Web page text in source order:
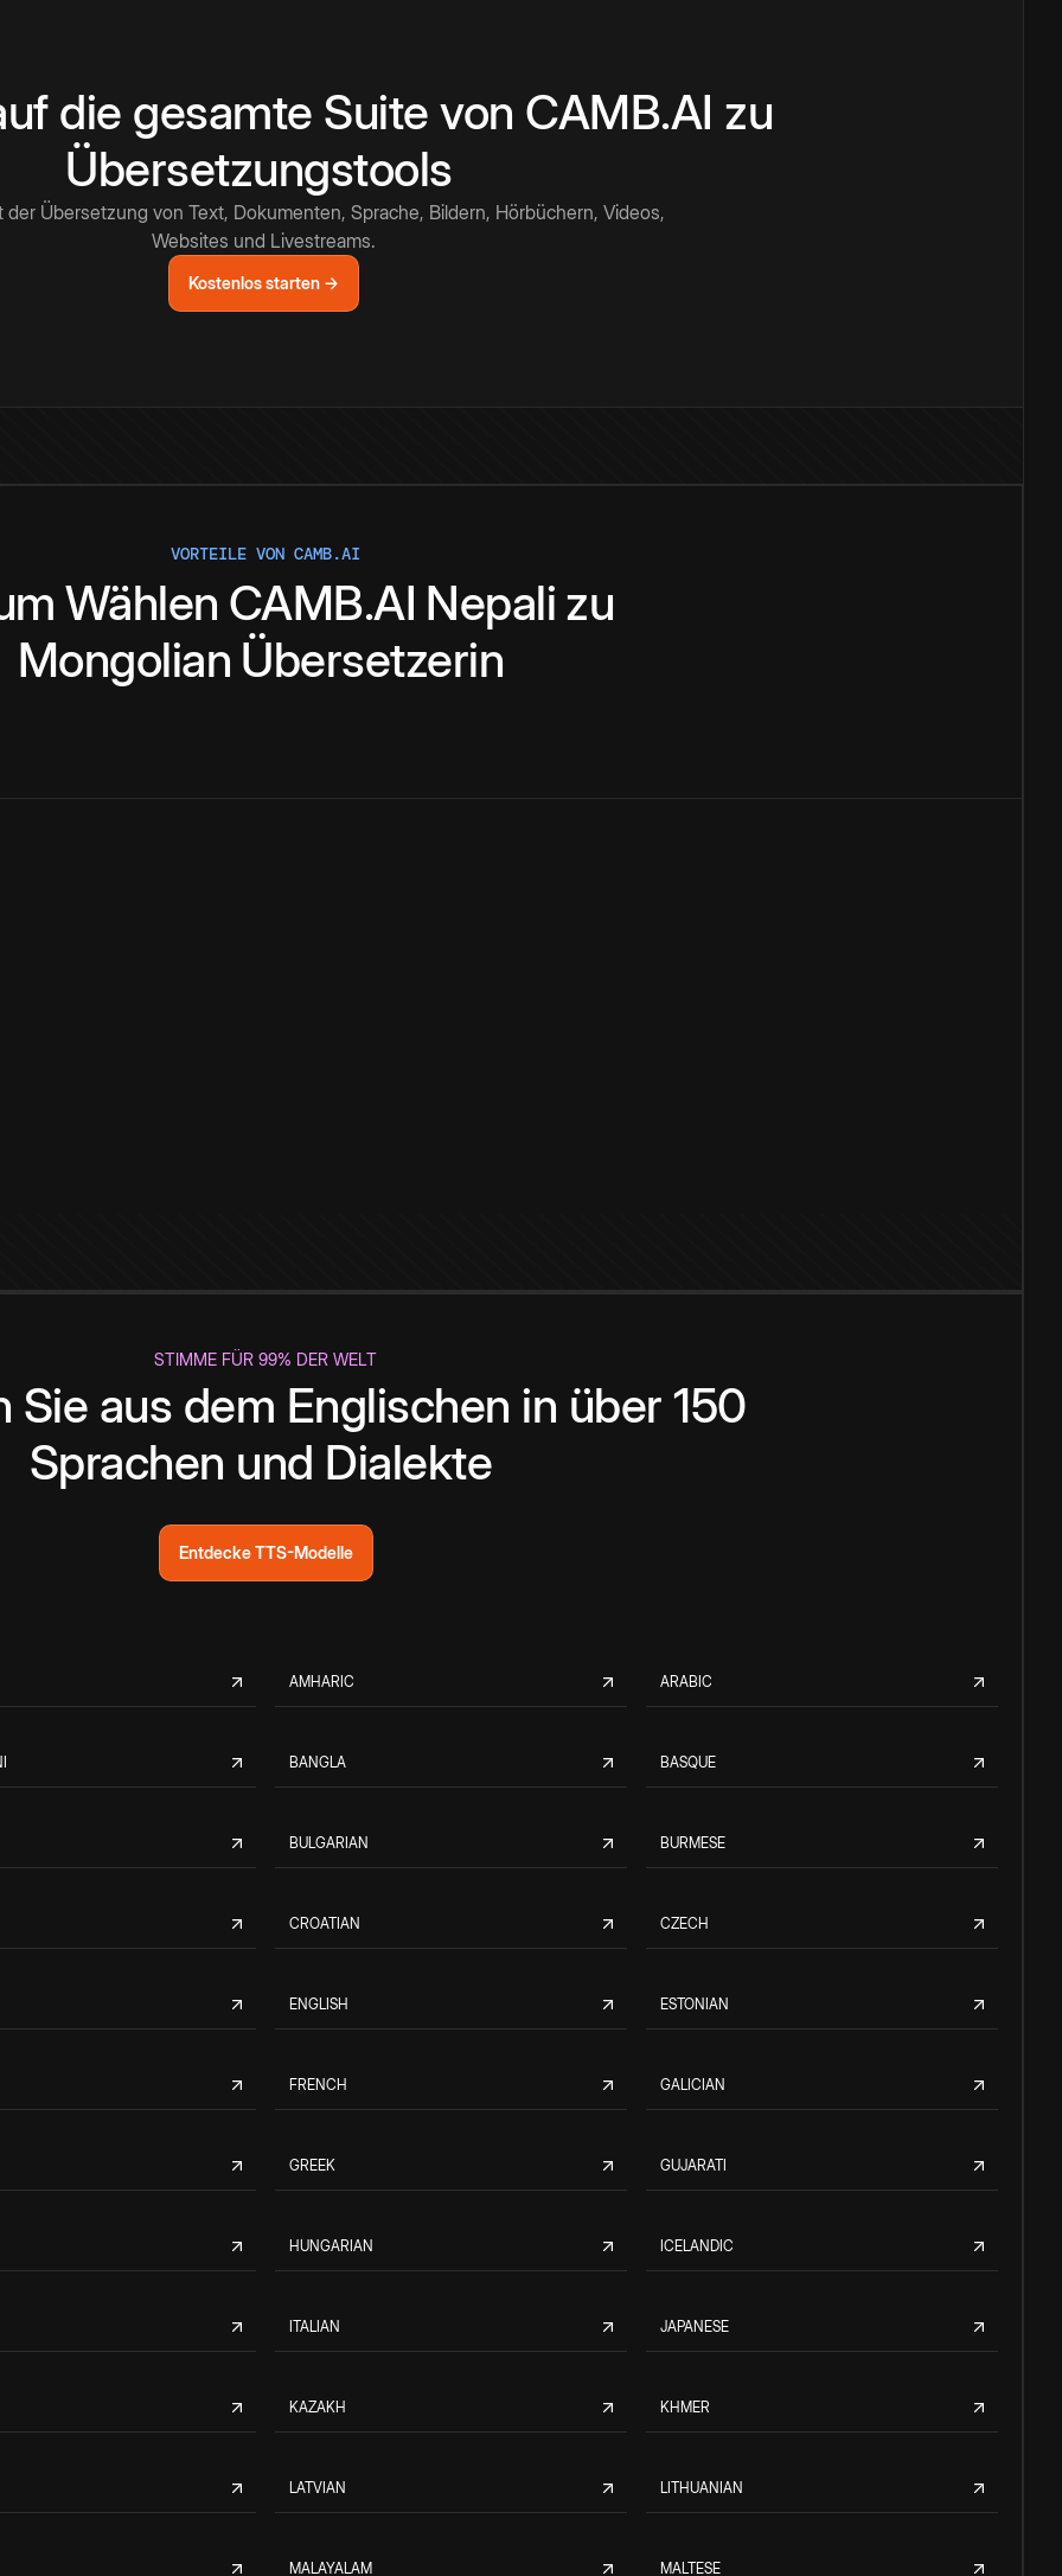
die gesamte Suite von CAMB.AI zu
Übersetzungstools
der Übersetzung von Text, Dokumenten, Sprache, Bildern, Hörbüchern, Videos,
Websites und Livestreams.
Kostenlos starten →
VORTEILE VON CAMB.AI
Wählen CAMB.AI Nepali zu
Mongolian Übersetzerin
STIMME FÜR 99% DER WELT
Sie aus dem Englischen in über 150
Sprachen und Dialekte
Entdecke TTS-Modelle
AMHARIC ARABIC
BANGLA BASQUE
BULGARIAN BURMESE
CROATIAN CZECH
ENGLISH ESTONIAN
FRENCH GALICIAN
GREEK GUJARATI
HUNGARIAN ICELANDIC
ITALIAN JAPANESE
KAZAKH KHMER
LATVIAN LITHUANIAN
MALAYALAM MALTESE